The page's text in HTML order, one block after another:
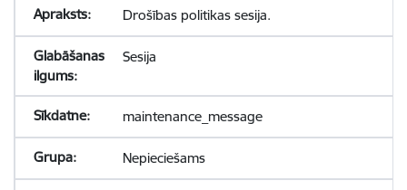
Drošības politikas sesija.
Sesija
maintenance_message
Nepieciešams